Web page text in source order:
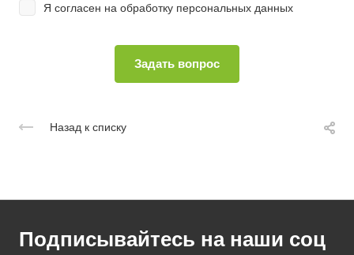
Я согласен на обработку персональных данных
Назад к списку
Подписывайтесь на наши соц